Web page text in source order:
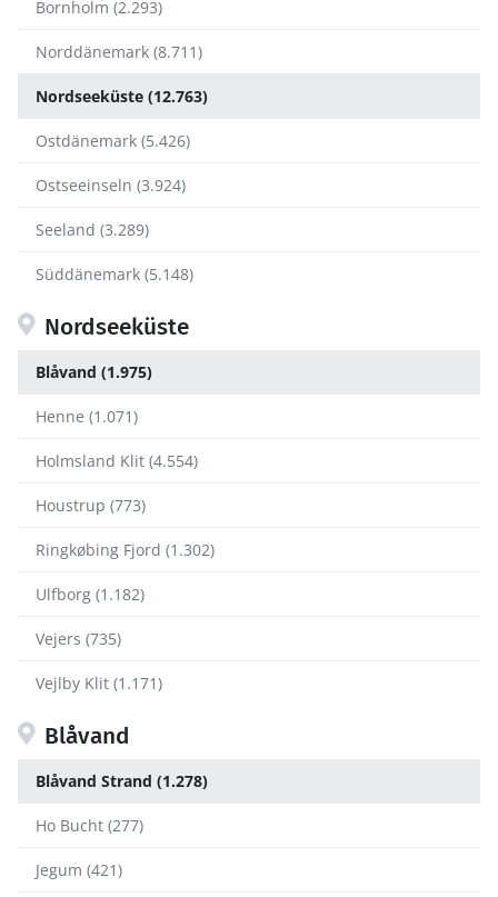
Bornholm (2.293)
Norddänemark (8.711)
Nordseeküste (12.763)
Ostdänemark (5.426)
Ostseeinseln (3.924)
Seeland (3.289)
Süddänemark (5.148)
Nordseeküste
Blåvand (1.975)
Henne (1.071)
Holmsland Klit (4.554)
Houstrup (773)
Ringkøbing Fjord (1.302)
Ulfborg (1.182)
Vejers (735)
Vejlby Klit (1.171)
Blåvand
Blåvand Strand (1.278)
Ho Bucht (277)
Jegum (421)